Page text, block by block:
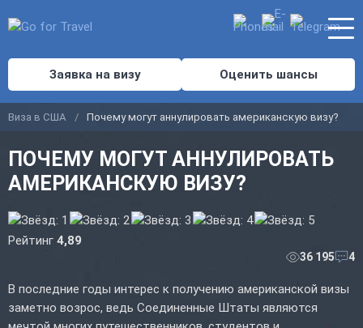
Заявка на визу Оценить шансы
Виза в США Почему могут аннулировать американскую визу?
ПОЧЕМУ МОГУТ АННУЛИРОВАТЬ
АМЕРИКАНСКУЮ ВИЗУ?
Рейтинг 4,89
36 195 4
В последние годы интерес к получению американской визы
заметно возрос, ведь Соединенные Штаты являются